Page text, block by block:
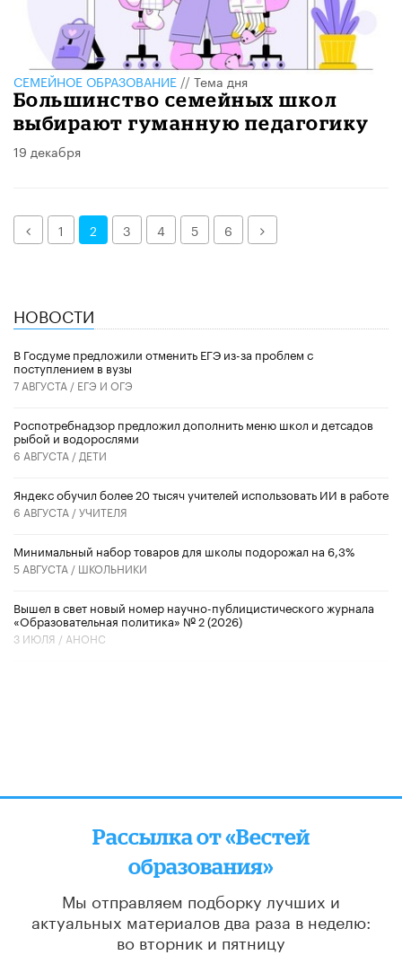
СЕМЕЙНОЕ ОБРАЗОВАНИЕ // Тема дня
Большинство семейных школ
выбирают гуманную педагогику
19 декабря
Назад1 2 3 4 5 6 Далее
НОВОСТИ
В Госдуме предложили отменить ЕГЭ из-за проблем с
поступлением в вузы
7 АВГУСТА / ЕГЭ И ОГЭ
Роспотребнадзор предложил дополнить меню школ и детсадов
рыбой и водорослями
6 АВГУСТА / ДЕТИ
​Яндекс обучил более 20 тысяч учителей использовать ИИ в работе
6 АВГУСТА /УЧИТЕЛЯ
Минимальный набор товаров для школы подорожал на 6,3%
5 АВГУСТА / ШКОЛЬНИКИ
Вышел в свет новый номер научно-публицистического журнала
«Образовательная политика» № 2 (2026)
3 ИЮЛЯ / АНОНС
Рассылка от «Вестей
образования»
Мы отправляем подборку лучших и
актуальных материалов два раза в неделю:
во вторник и пятницу